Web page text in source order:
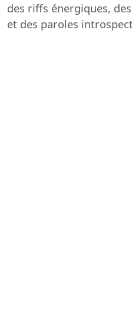
des riffs énergiques,
et des paroles